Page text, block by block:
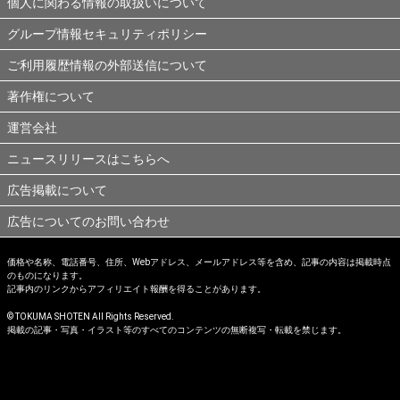
グループ情報セキュリティポリシー
ご利用履歴情報の外部送信について
著作権について
運営会社
ニュースリリースはこちらへ
広告掲載について
広告についてのお問い合わせ
価格や名称、電話番号、住所、Webアドレス、メールアドレス等を含め、記事の内容は掲載時点
のものになります。
記事内のリンクからアフィリエイト報酬を得ることがあります。
© TOKUMA SHOTEN All Rights Reserved.
掲載の記事・写真・イラスト等のすべてのコンテンツの無断複写・転載を禁じます。